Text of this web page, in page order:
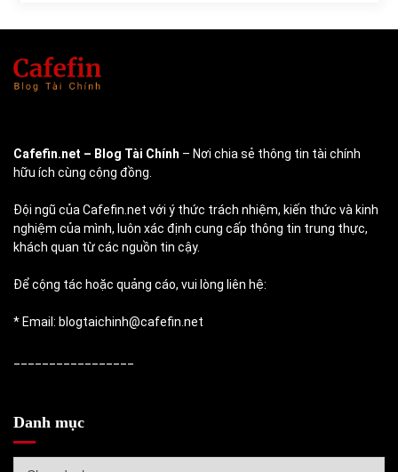
Cafefin.net – Blog Tài Chính – Nơi chia sẻ thông tin tài chính
hữu ích cùng cộng đồng.
Đội ngũ của Cafefin.net với ý thức trách nhiệm, kiến thức và kinh
nghiệm của mình, luôn xác định cung cấp thông tin trung thực,
khách quan từ các nguồn tin cậy.
Để cộng tác hoặc quảng cáo, vui lòng liên hệ:
* Email: blogtaichinh@cafefin.net
Danh mục